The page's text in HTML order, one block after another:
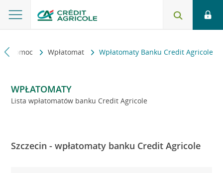
i pomoc Wpłatomat Wpłatomaty Banku Credit Agricole
WPŁATOMATY
Lista wpłatomatów banku Credit Agricole
Szczecin - wpłatomaty banku Credit Agricole